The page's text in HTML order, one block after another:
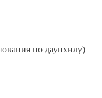
по даунхилу)